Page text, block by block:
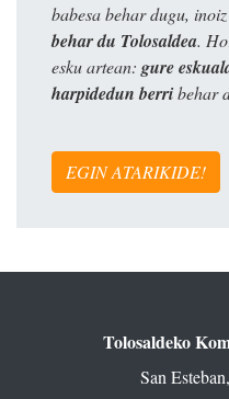
babesa behar dugu,
behar du Tolosaldea.
esku artean: gure
harpidedun berribehar
EGIN ATARIKIDE!
Tolosaldeko
San